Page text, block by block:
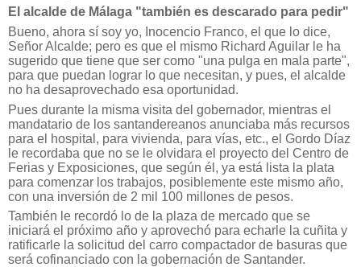
El alcalde de Málaga "también es descarado para pedir"
Bueno, ahora sí soy yo, Inocencio Franco, el que lo dice,
Señor Alcalde; pero es que el mismo Richard Aguilar le ha
sugerido que tiene que ser como "una pulga en mala parte",
para que puedan lograr lo que necesitan, y pues, el alcalde
no ha desaprovechado esa oportunidad.
Pues durante la misma visita del gobernador, mientras el
mandatario de los santandereanos anunciaba más recursos
para el hospital, para vivienda, para vías, etc., el Gordo Díaz
le recordaba que no se le olvidara el proyecto del Centro de
Ferias y Exposiciones, que según él, ya está lista la plata
para comenzar los trabajos, posiblemente este mismo año,
con una inversión de 2 mil 100 millones de pesos.
También le recordó lo de la plaza de mercado que se
iniciará el próximo año y aprovechó para echarle la cuñita y
ratificarle la solicitud del carro compactador de basuras que
será cofinanciado con la gobernación de Santander.